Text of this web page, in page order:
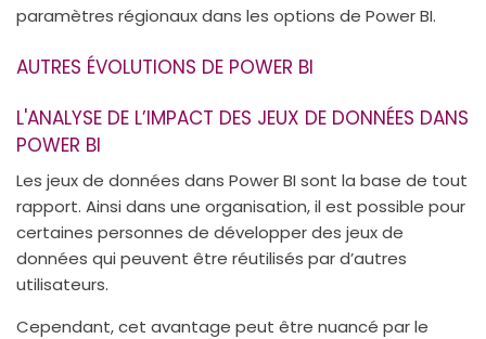
paramètres régionaux dans les options de Power BI.
AUTRES ÉVOLUTIONS DE POWER BI
L'ANALYSE DE L’IMPACT DES JEUX DE DONNÉES DANS
POWER BI
Les jeux de données dans Power BI sont la base de tout
rapport. Ainsi dans une organisation, il est possible pour
certaines personnes de développer des jeux de
données qui peuvent être réutilisés par d’autres
utilisateurs.
Cependant, cet avantage peut être nuancé par le